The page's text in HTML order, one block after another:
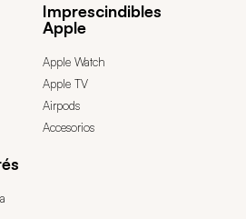
Imprescindibles
Apple
Apple Watch
Apple TV
Airpods
Accesorios